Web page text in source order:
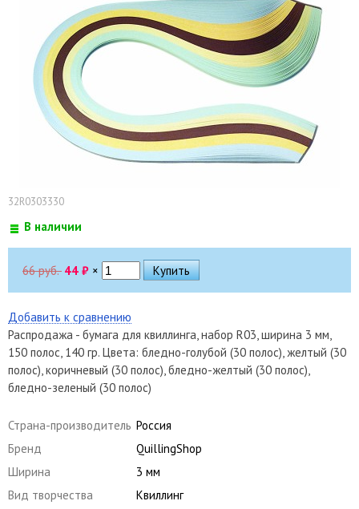
32R0303330
В наличии
66 руб. 44 ₽ ×
Добавить к сравнению
Распродажа - бумага для квиллинга, набор R03, ширина 3 мм,
150 полос, 140 гр. Цвета: бледно-голубой (30 полос), желтый (30
полос), коричневый (30 полос), бледно-желтый (30 полос),
бледно-зеленый (30 полос)
Страна-производитель Россия
Бренд
QuillingShop
Ширина
3 мм
Вид творчества
Квиллинг